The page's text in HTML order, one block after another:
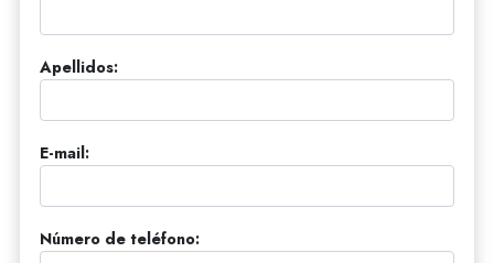
Apellidos:
E-mail:
Número de teléfono: